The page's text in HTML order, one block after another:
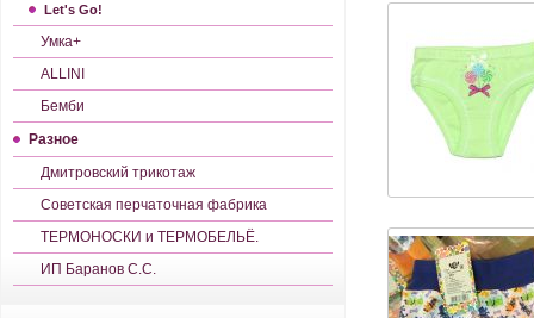
Let's Gо!
Умка+
ALLINI
Бемби
Разное
Дмитровский трикотаж
Советская перчаточная фабрика
ТЕРМОНОСКИ и ТЕРМОБЕЛЬЁ.
ИП Баранов С.С.